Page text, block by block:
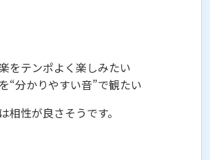
をテンポよく楽しみたい
“分かりやすい音”で観たい
相性が良さそうです。